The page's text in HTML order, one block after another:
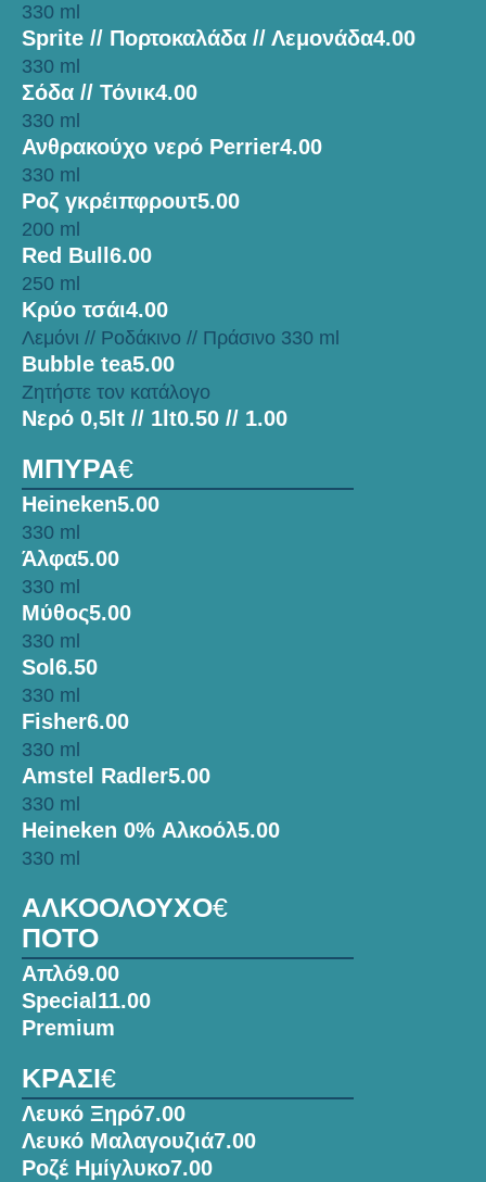
330 ml
Sprite // Πορτοκαλάδα // Λεμονάδα4.00
330 ml
Σόδα // Τόνικ4.00
330 ml
Ανθρακούχο νερό Perrier4.00
330 ml
Ροζ γκρέιπφρουτ5.00
200 ml
Red Bull 6.00
250 ml
Κρύο τσάι4.00
Λεμόνι // Ροδάκινο // Πράσινο 330 ml
Bubble tea5.00
Ζητήστε τον κατάλογο
Νερό 0,5lt // 1lt0.50 // 1.00
ΜΠΥΡΑ€
Heineken5.00
330 ml
Άλφα5.00
330 ml
Μύθος5.00
330 ml
Sol 6.50
330 ml
Fisher6.00
330 ml
Amstel Radler5.00
330 ml
Heineken 0% Αλκοόλ5.00
330 ml
ΑΛΚΟΟΛΟΥΧΟ
ΠΟΤΟ
€
Απλό9.00
Special 11.00
Premium
ΚΡΑΣΙ€
Λευκό Ξηρό7.00
Λευκό Μαλαγουζιά7.00
Ροζέ Ημίγλυκο7.00